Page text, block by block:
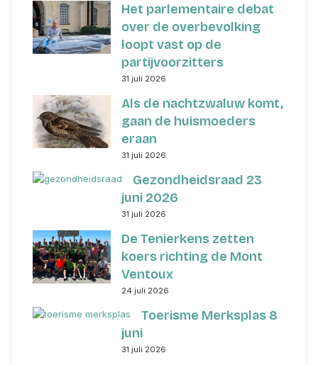
Het parlementaire debat
over de overbevolking
loopt vast op de
partijvoorzitters
31 juli 2026
Als de nachtzwaluw komt,
gaan de huismoeders
eraan
31 juli 2026
Gezondheidsraad 23
juni 2026
31 juli 2026
De Tenierkens zetten
koers richting de Mont
Ventoux
24 juli 2026
Toerisme Merksplas 8
juni
31 juli 2026